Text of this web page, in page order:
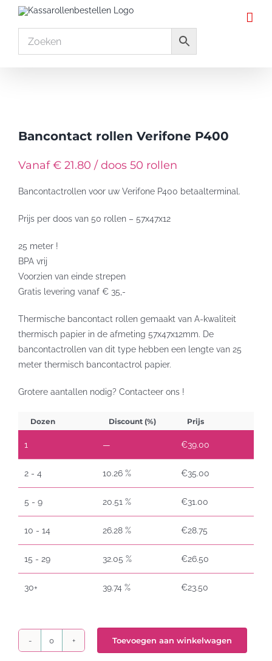
Bancontact rollen Verifone P400
Vanaf € 21.80 / doos 50 rollen
Bancontactrollen voor uw Verifone P400 betaalterminal.
Prijs per doos van 50 rollen – 57x47x12
25 meter !
BPA vrij
Voorzien van einde strepen
Gratis levering vanaf € 35,-
Thermische bancontact rollen gemaakt van A-kwaliteit
thermisch papier in de afmeting 57x47x12mm. De
bancontactrollen van dit type hebben een lengte van 25
meter thermisch bancontactrol papier.
Grotere aantallen nodig? Contacteer ons !
Dozen Discount (%) Prijs
1 — €39.00
2 - 4 10.26 % €35.00
5 - 9 20.51 % €31.00
10 - 14 26.28 % €28.75
15 - 29 32.05 % €26.50
30+ 39.74 % €23.50
Bancontact
Toevoegen aan winkelwagen